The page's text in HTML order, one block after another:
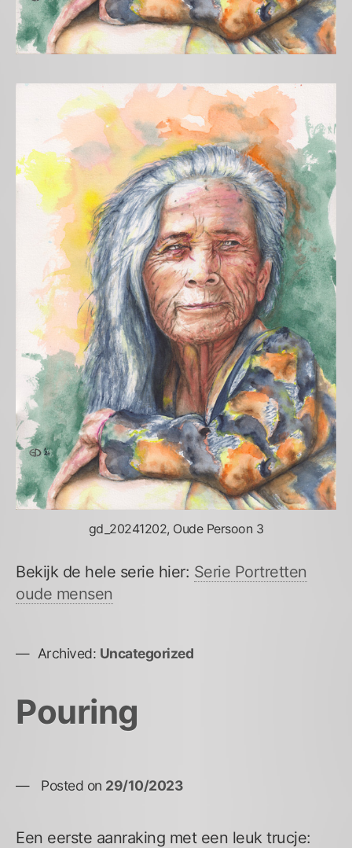
gd_20241202, Oude Persoon 3
Bekijk de hele serie hier: Serie Portretten
oude mensen
Archived: Uncategorized
Pouring
Posted on 29/10/2023
Een eerste aanraking met een leuk trucje: